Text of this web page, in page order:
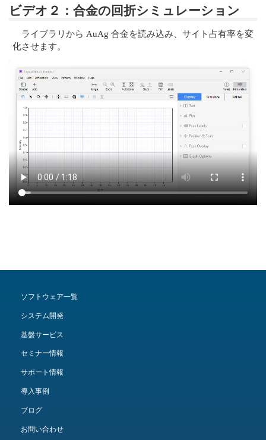
ビデオ２：合金の回折シミュレーション
ライブラリから AuAg 合金を読み込み、サイト占有率を変
化させます。
ソフトウェア一覧
システム開発
基盤サービス
セミナー情報
サポート情報
導入事例
ブログ
お問い合わせ